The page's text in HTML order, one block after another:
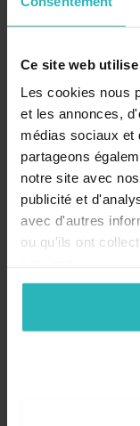
Ce site web utilise
Les cookies nous
et les annonces,
médias sociaux et
partageons
notre site avec
publicité et
avec d'autres
ou qu'ils ont